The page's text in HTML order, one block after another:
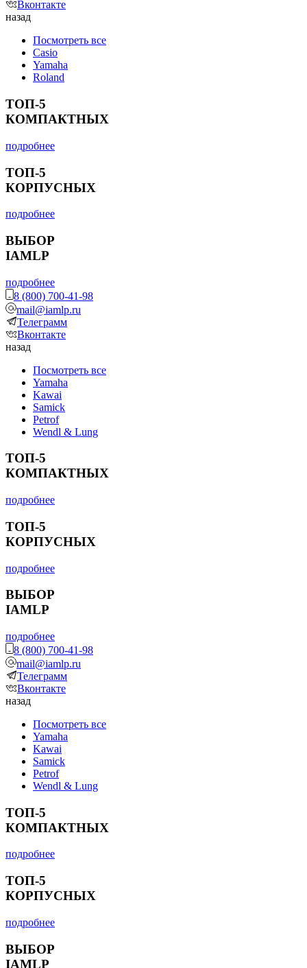
Вконтакте
назад
Посмотреть все
Casio
Yamaha
Roland
ТОП-5
КОМПАКТНЫХ
подробнее
ТОП-5
КОРПУСНЫХ
подробнее
ВЫБОР
IAMLP
подробнее
8 (800) 700-41-98
mail@iamlp.ru
Телеграмм
Вконтакте
назад
Посмотреть все
Yamaha
Kawai
Samick
Petrof
Wendl & Lung
ТОП-5
КОМПАКТНЫХ
подробнее
ТОП-5
КОРПУСНЫХ
подробнее
ВЫБОР
IAMLP
подробнее
8 (800) 700-41-98
mail@iamlp.ru
Телеграмм
Вконтакте
назад
Посмотреть все
Yamaha
Kawai
Samick
Petrof
Wendl & Lung
ТОП-5
КОМПАКТНЫХ
подробнее
ТОП-5
КОРПУСНЫХ
подробнее
ВЫБОР
IAMLP